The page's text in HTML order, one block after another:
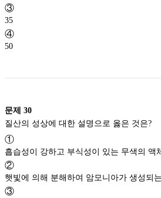
③
35
④
50
문제 30
①
흡습성이 강하고 부식성이 있는 무색의 액
②
햇빛에 의해 분해하여 암모니아가 생성되
③